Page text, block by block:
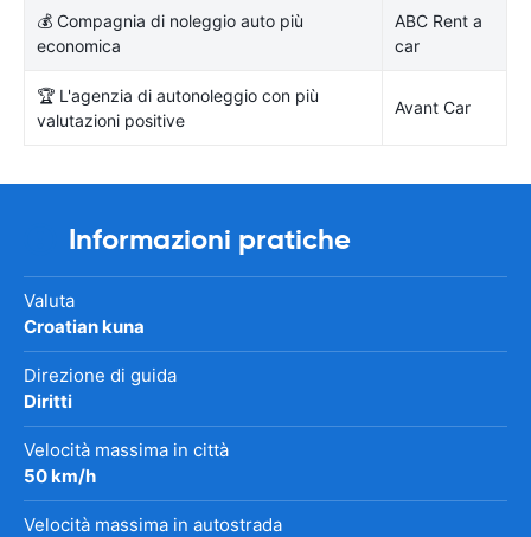
💰 Compagnia di noleggio auto più
economica
ABC Rent a
car
🏆 L'agenzia di autonoleggio con più
valutazioni positive
Avant Car
Informazioni pratiche
Valuta
Croatian kuna
Direzione di guida
Diritti
Velocità massima in città
50 km/h
Velocità massima in autostrada